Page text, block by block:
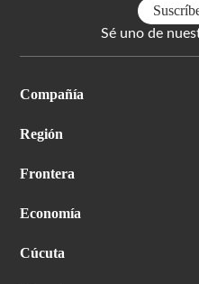
Sé uno de
Compañía
Región
Frontera
Economía
Cúcuta